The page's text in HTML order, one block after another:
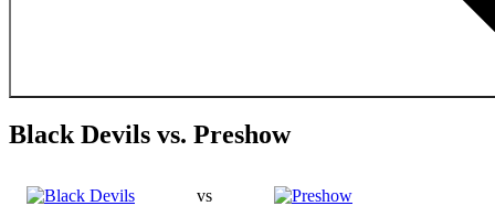
Black Devils vs. Preshow
vs